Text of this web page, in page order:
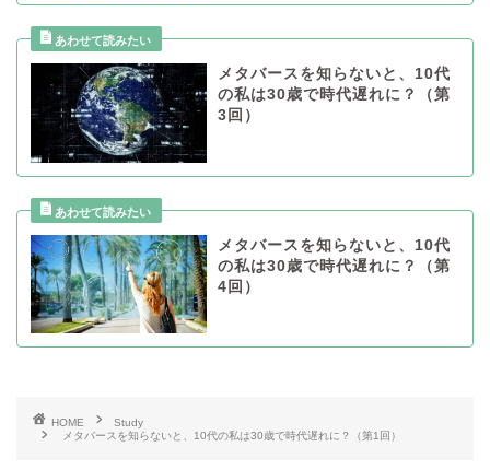
メタバースを知らないと、10代
の私は30歳で時代遅れに？（第
3回）
メタバースを知らないと、10代
の私は30歳で時代遅れに？（第
4回）
HOME
Study
メタバースを知らないと、10代の私は30歳で時代遅れに？（第1回）